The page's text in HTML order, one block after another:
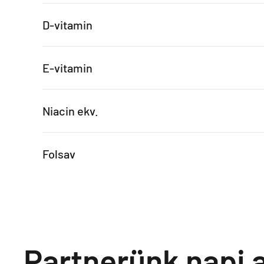
D-vitamin
E-vitamin
Niacin ekv.
Folsav